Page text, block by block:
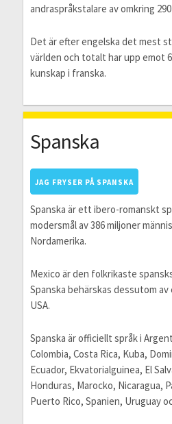
andraspråkstalare av omkring
Det är efter engelska det mest
världen och totalt har upp emot
kunskap i franska.
Spanska
JAG FRYSER PÅ SPANSKA
Spanska är ett ibero-romanskt
modersmål av 386 miljoner
Nordamerika.
Mexico är den folkrikaste
Spanska behärskas dessutom
USA.
Spanska är officiellt språk i
Colombia, Costa Rica, Kuba,
Ecuador, Ekvatorialguinea, El
Honduras, Marocko, Nicaragua,
Puerto Rico, Spanien, Uruguay